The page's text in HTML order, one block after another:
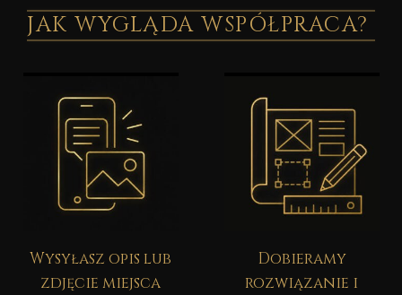
JAK WYGLĄDA WSPÓŁPRACA?
Wysyłasz opis lub
zdjęcie miejsca
Dobieramy
rozwiązanie i